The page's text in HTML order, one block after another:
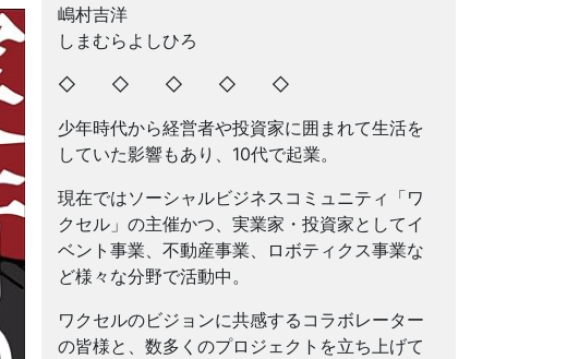
嶋村吉洋
しまむらよしひろ
◇ ◇ ◇ ◇ ◇
少年時代から経営者や投資家に囲まれて生活を
していた影響もあり、10代で起業。
現在ではソーシャルビジネスコミュニティ「ワ
クセル」の主催かつ、実業家・投資家としてイ
ベント事業、不動産事業、ロボティクス事業な
ど様々な分野で活動中。
ワクセルのビジョンに共感するコラボレーター
の皆様と、数多くのプロジェクトを立ち上げて